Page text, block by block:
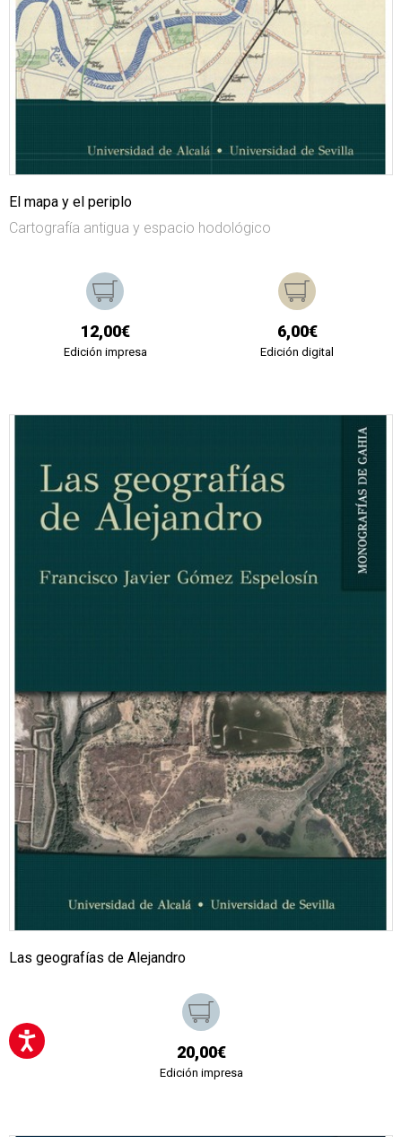
El mapa y el periplo
Cartografía antigua y espacio hodológico
12,00€
Edición impresa
6,00€
Edición digital
Las geografías de Alejandro
20,00€
Edición impresa